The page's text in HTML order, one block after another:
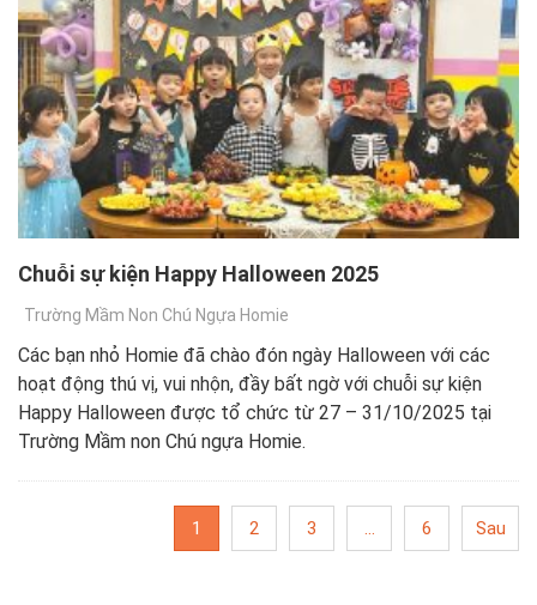
Chuỗi sự kiện Happy Halloween 2025
Trường Mầm Non Chú Ngựa Homie
Các bạn nhỏ Homie đã chào đón ngày Halloween với các
hoạt động thú vị, vui nhộn, đầy bất ngờ với chuỗi sự kiện
Happy Halloween được tổ chức từ 27 – 31/10/2025 tại
Trường Mầm non Chú ngựa Homie.
1 2 3 … 6 Sau